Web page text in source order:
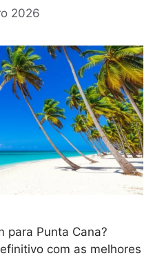
2026
para Punta Cana?
com as melhores